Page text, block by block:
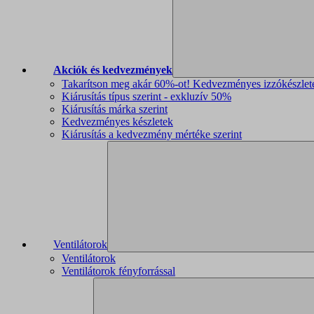
Akciók és kedvezmények
Takarítson meg akár 60%-ot! Kedvezményes
Kiárusítás típus szerint - exkluzív 50%
Kiárusítás márka szerint
Kedvezményes készletek
Kiárusítás a kedvezmény mértéke szerint
Ventilátorok
Ventilátorok
Ventilátorok fényforrással